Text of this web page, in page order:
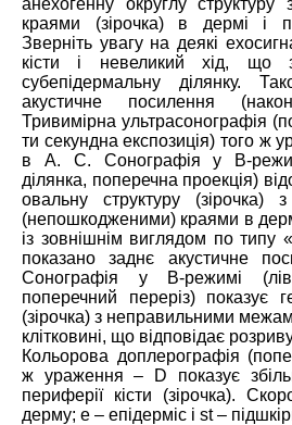
краями (зірочка) в дермі і
Зверніть увагу на деякі
кісти і невеликий хід, що
субепідермальну ділянку.
акустичне посилення
Тривимірна ультрасонографія
ти секундна експозиція) того ж
в А. С. Сонографія у В-
ділянка, поперечна проекція)
овальну структуру (зірочка)
(непошкодженими) краями в
із зовнішнім виглядом по типу
показано заднє акустичне
Сонографія у В-режимі
поперечний переріз) показує
(зірочка) з неправильними
клітковині, що відповідає
Кольорова доплерографія
ж ураження – D показує
периферії кісти (зірочка).
дерму; е – епідерміс і st –